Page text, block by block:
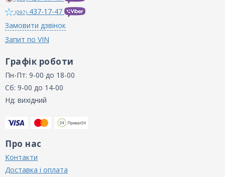
(097) 437-17-47
Замовити дзвінок
Запит по VIN
Графік роботи
Пн-Пт: 9-00 до 18-00
Сб: 9-00 до 14-00
Нд: вихідний
Про нас
Контакти
Доставка і оплата